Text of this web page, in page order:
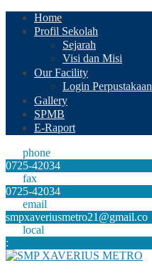
Home
Profil Sekolah
Sejarah
Visi dan Misi
Our Facility
Login Perpustakaan
Gallery
SPMB
E-Raport
phone
0725-42034
fax
0725-42034
email
smpxaveriusmetro21@gmail.co
local
: